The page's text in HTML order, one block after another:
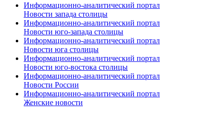
Информационно-аналитический портал
Новости запада столицы
Информационно-аналитический портал
Новости юго-запада столицы
Информационно-аналитический портал
Новости юга столицы
Информационно-аналитический портал
Новости юго-востока столицы
Информационно-аналитический портал
Новости России
Информационно-аналитический портал
Женские новости